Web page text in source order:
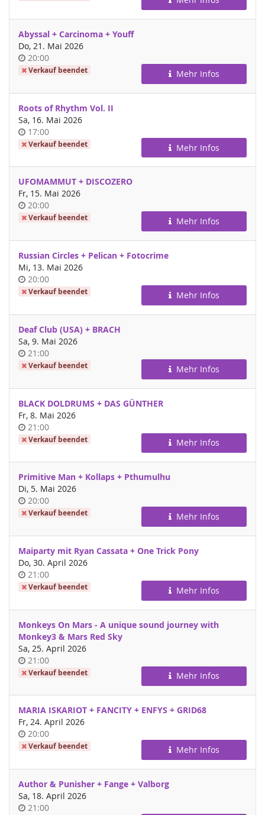
Abyssal + Carcinoma + Youff
Do, 21. Mai 2026
Uhrzeit
20:00
Verkauf beendet Mehr Infos
Roots of Rhythm Vol. II
Sa, 16. Mai 2026
Uhrzeit
17:00
Verkauf beendet Mehr Infos
UFOMAMMUT + DISCOZERO
Fr, 15. Mai 2026
Uhrzeit
20:00
Verkauf beendet Mehr Infos
Russian Circles + Pelican + Fotocrime
Mi, 13. Mai 2026
Uhrzeit
20:00
Verkauf beendet Mehr Infos
Deaf Club (USA) + BRACH
Sa, 9. Mai 2026
Uhrzeit
21:00
Verkauf beendet Mehr Infos
BLACK DOLDRUMS + DAS GÜNTHER
Fr, 8. Mai 2026
Uhrzeit
21:00
Verkauf beendet Mehr Infos
Primitive Man + Kollaps + Pthumulhu
Di, 5. Mai 2026
Uhrzeit
20:00
Verkauf beendet Mehr Infos
Maiparty mit Ryan Cassata + One Trick Pony
Do, 30. April 2026
Uhrzeit
21:00
Verkauf beendet Mehr Infos
Monkeys On Mars - A unique sound journey with
Monkey3 & Mars Red Sky
Sa, 25. April 2026
Uhrzeit
21:00
Verkauf beendet Mehr Infos
MARIA ISKARIOT + FANCITY + ENFYS + GRID68
Fr, 24. April 2026
Uhrzeit
20:00
Verkauf beendet Mehr Infos
Author & Punisher + Fange + Valborg
Sa, 18. April 2026
Uhrzeit
21:00